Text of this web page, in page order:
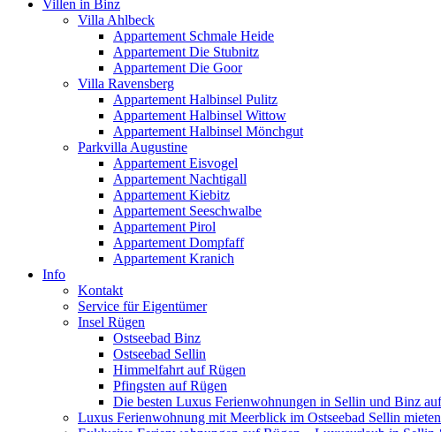
Villen in Binz
Villa Ahlbeck
Appartement Schmale Heide
Appartement Die Stubnitz
Appartement Die Goor
Villa Ravensberg
Appartement Halbinsel Pulitz
Appartement Halbinsel Wittow
Appartement Halbinsel Mönchgut
Parkvilla Augustine
Appartement Eisvogel
Appartement Nachtigall
Appartement Kiebitz
Appartement Seeschwalbe
Appartement Pirol
Appartement Dompfaff
Appartement Kranich
Info
Kontakt
Service für Eigentümer
Insel Rügen
Ostseebad Binz
Ostseebad Sellin
Himmelfahrt auf Rügen
Pfingsten auf Rügen
Die besten Luxus Ferienwohnungen in Sellin und Binz
Luxus Ferienwohnung mit Meerblick im Ostseebad Sellin mieten